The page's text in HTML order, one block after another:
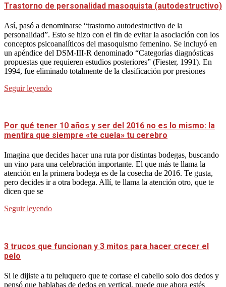
Trastorno de personalidad masoquista (autodestructivo)
Así, pasó a denominarse “trastorno autodestructivo de la
personalidad”. Esto se hizo con el fin de evitar la asociación con los
conceptos psicoanalíticos del masoquismo femenino. Se incluyó en
un apéndice del DSM-III-R denominado “Categorías diagnósticas
propuestas que requieren estudios posteriores” (Fiester, 1991). En
1994, fue eliminado totalmente de la clasificación por presiones
Seguir leyendo
Por qué tener 10 años y ser del 2016 no es lo mismo: la
mentira que siempre «te cuela» tu cerebro
Imagina que decides hacer una ruta por distintas bodegas, buscando
un vino para una celebración importante. El que más te llama la
atención en la primera bodega es de la cosecha de 2016. Te gusta,
pero decides ir a otra bodega. Allí, te llama la atención otro, que te
dicen que se
Seguir leyendo
3 trucos que funcionan y 3 mitos para hacer crecer el
pelo
Si le dijiste a tu peluquero que te cortase el cabello solo dos dedos y
pensó que hablabas de dedos en vertical, puede que ahora estés